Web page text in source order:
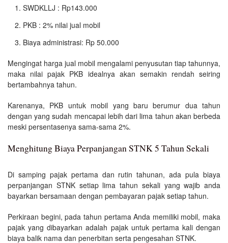
SWDKLLJ : Rp143.000
PKB : 2% nilai jual mobil
Biaya administrasi: Rp 50.000
Mengingat harga jual mobil mengalami penyusutan tiap tahunnya,
maka nilai pajak PKB idealnya akan semakin rendah seiring
bertambahnya tahun.
Karenanya, PKB untuk mobil yang baru berumur dua tahun
dengan yang sudah mencapai lebih dari lima tahun akan berbeda
meski persentasenya sama-sama 2%.
Menghitung Biaya Perpanjangan STNK 5 Tahun Sekali
Di samping pajak pertama dan rutin tahunan, ada pula biaya
perpanjangan STNK setiap lima tahun sekali yang wajib anda
bayarkan bersamaan dengan pembayaran pajak setiap tahun.
Perkiraan begini, pada tahun pertama Anda memiliki mobil, maka
pajak yang dibayarkan adalah pajak untuk pertama kali dengan
biaya balik nama dan penerbitan serta pengesahan STNK.